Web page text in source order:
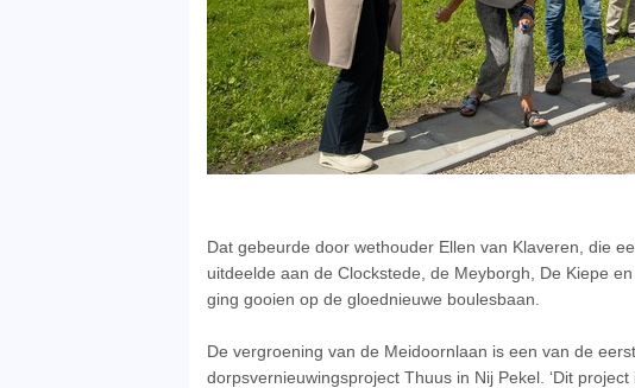
Dat gebeurde door wethouder Ellen van Klaveren, die
uitdeelde aan de Clockstede, de Meyborgh, De Kiepe
ging gooien op de gloednieuwe boulesbaan.
De vergroening van de Meidoornlaan is een van de
dorpsvernieuwingsproject Thuus in Nij Pekel. ‘Dit